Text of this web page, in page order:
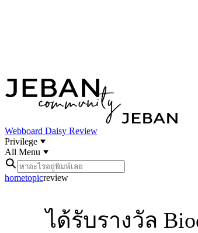
Webboard Daisy Review
Privilege
All Menu
hometopicreview
ได้รับรางวัล